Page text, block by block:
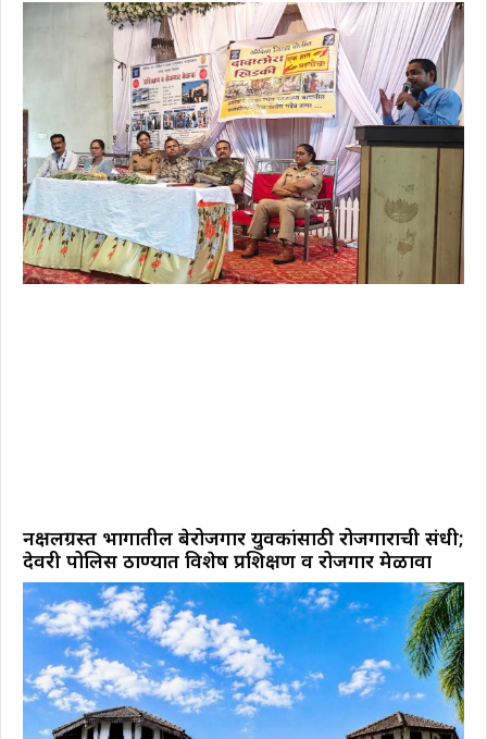
नक्षलग्रस्त भागातील बेरोजगार युवकांसाठी रोजगाराची संधी;
देवरी पोलिस ठाण्यात विशेष प्रशिक्षण व रोजगार मेळावा